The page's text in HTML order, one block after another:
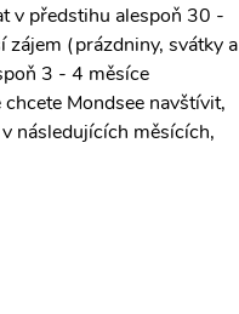
v předstihu alespoň 30 -
(prázdniny, svátky a
3 - 4 měsíce
Mondsee navštívit,
následujících měsících,